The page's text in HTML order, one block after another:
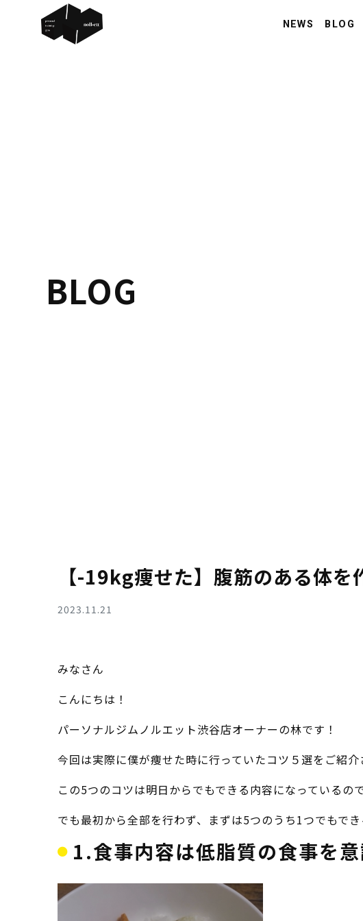
NEWS BLOG
BLOG
【-19kg痩せた】腹筋のある体
2023.11.21
みなさん
こんにちは！
パーソナルジムノルエット渋谷店オーナーの林です！
今回は実際に僕が痩せた時に行っていたコツ５選をご紹介
この5つのコツは明日からでもできる内容になっているの
でも最初から全部を行わず、まずは5つのうち1つでもでき
1.食事内容は低脂質の食事を意